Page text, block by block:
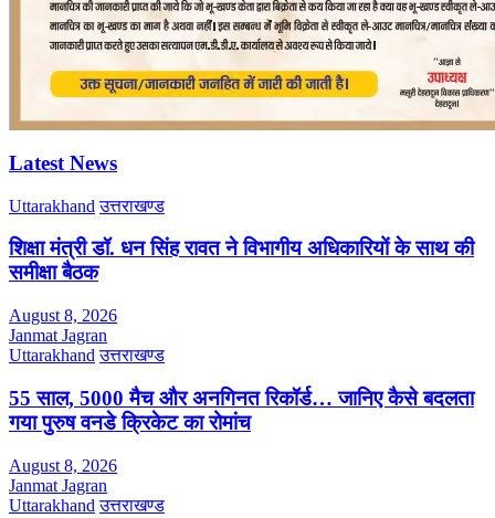
Latest News
Uttarakhand उत्तराखण्ड
शिक्षा मंत्री डॉ. धन सिंह रावत ने विभागीय अधिकारियों के साथ की
समीक्षा बैठक
August 8, 2026
Janmat Jagran
Uttarakhand उत्तराखण्ड
55 साल, 5000 मैच और अनगिनत रिकॉर्ड… जानिए कैसे बदलता
गया पुरुष वनडे क्रिकेट का रोमांच
August 8, 2026
Janmat Jagran
Uttarakhand उत्तराखण्ड